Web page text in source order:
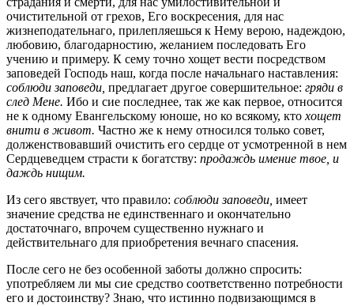
очистительной от грехов, Его воскресения, для нас
жизнеподательнаго, прилепляешься к Нему верою, надеждою,
любовию, благодарностию, желанием последовать Его
учению и примеру. К сему точно хощет вести посредством
заповедей Господь наш, когда после начальнаго наставления:
соблюди заповеди, предлагает другое совершительное: гряди в
след Мене. Ибо и сие последнее, так же как первое, относится
не к одному Евангельскому юноше, но ко всякому, кто хощет
внити в живот. Частно же к нему относился только совет,
долженствовавший очистить его сердце от усмотренной в нем
Сердцеведцем страсти к богатству: продаждь имение твое, и
даждь нищим.
Из сего явствует, что правило: соблюди заповеди, имеет
значение средства не единственнаго и окончательно
достаточнаго, впрочем существенно нужнаго и
действительнаго для приобретения вечнаго спасения.
После сего не без особенной заботы должно спросить:
употребляем ли мы cиe средство соответственно потребности
его и достоинству? Знаю, что истинно подвизающимся в